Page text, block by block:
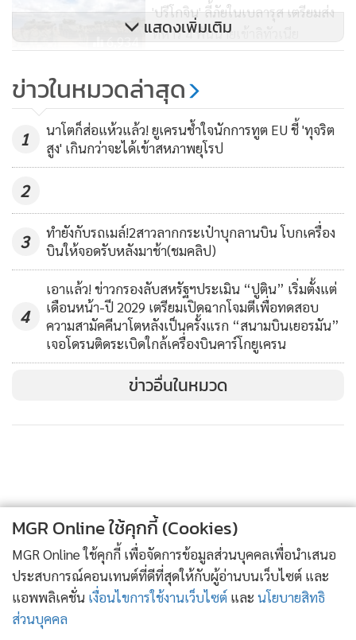
ยาวช่วยยูเครนเอาชนะกองกำลังผู้รุกรานรัสเซีย ในเรื่องนี้ เซเลน
สกี ยินดีต่อคำรับประกันด้านความมั่นคงดังกล่าว แต่ไม่ปิดบัง
ความต้องการที่แท้จริงของเขาที่อยากเห็นนาโต มอบกรอบเวลา
ที่ชัดเจนสำหรับยูเครนเข้าเป็นสมาชิกพันธมิตรทหารแห่งนี้
มากกว่า
(ที่มา : เอเอฟพี)
6,934
'ปรีโกจิน' ลี้ภัยในเบลารุส เตรียมส่ง
ทหาร 4 พันนายเข้าลิทัวเนีย
1,953
เข้าร่วมนาโตทันที แม้เซเลนสกีเพิ่ง
ได้แรงหนุนจากตุรกี
แสดงเพิ่มเติม
ข่าวในหมวดล่าสุด
1
นาโตก็ส่อแห้วแล้ว! ยูเครนช้ำใจนักการทูต EU ชี้ 'ทุจริต
สูง' เกินกว่าจะได้เข้าสหภาพยุโรป
2
3
ทำยังกับรถเมล์!2สาวลากกระเป๋าบุกลานบิน โบกเครื่อง
บินให้จอดรับหลังมาช้า(ชมคลิป)
4
เอาแล้ว! ข่าวกรองลับสหรัฐฯประเมิน “ปูติน” เริ่มตั้งแต่
เดือนหน้า-ปี 2029 เตรียมเปิดฉากโจมตีเพื่อทดสอบ
ความสามัคคีนาโตหลังเป็นครั้งแรก “สนามบินเยอรมัน”
เจอโดรนติดระเบิดใกล้เครื่องบินคาร์โกยูเครน
ข่าวอื่นในหมวด
MGR Online ใช้คุกกี้ (Cookies)
MGR Online ใช้คุกกี้ เพื่อจัดการข้อมูลส่วนบุคคลเพื่อนำเสนอ
ประสบการณ์คอนเทนต์ที่ดีที่สุดให้กับผู้อ่านบนเว็บไซต์ และ
แอพพลิเคชั่น เงื่อนไขการใช้งานเว็บไซต์ และ นโยบายสิทธิ
ส่วนบุคคล